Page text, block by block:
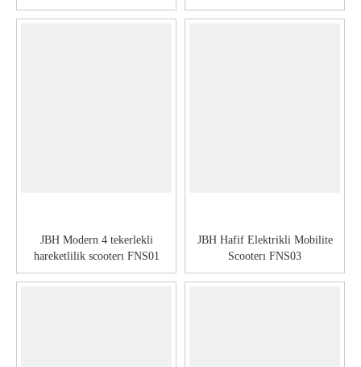
JBH Modern 4 tekerlekli
hareketlilik scooterı FNS01
JBH Hafif Elektrikli Mobilite
Scooterı FNS03